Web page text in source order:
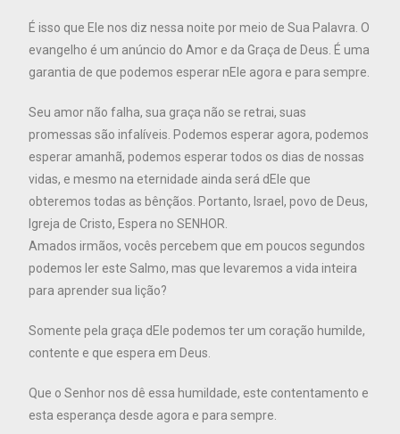
É isso que Ele nos diz nessa noite por meio de Sua Palavra. O
evangelho é um anúncio do Amor e da Graça de Deus. É uma
garantia de que podemos esperar nEle agora e para sempre.
Seu amor não falha, sua graça não se retrai, suas
promessas são infalíveis. Podemos esperar agora, podemos
esperar amanhã, podemos esperar todos os dias de nossas
vidas, e mesmo na eternidade ainda será dEle que
obteremos todas as bênçãos. Portanto, Israel, povo de Deus,
Igreja de Cristo, Espera no SENHOR.
Amados irmãos, vocês percebem que em poucos segundos
podemos ler este Salmo, mas que levaremos a vida inteira
para aprender sua lição?
Somente pela graça dEle podemos ter um coração humilde,
contente e que espera em Deus.
Que o Senhor nos dê essa humildade, este contentamento e
esta esperança desde agora e para sempre.